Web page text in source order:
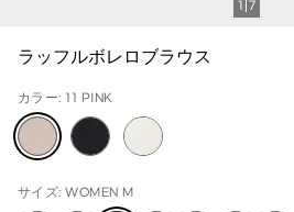
1 7
ラッフルボレロブラウス
カラー: 11 PINK
サイズ: WOMEN M